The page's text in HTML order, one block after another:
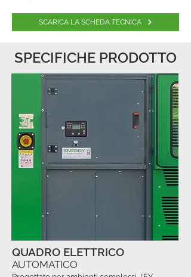
SCARICA LA SCHEDA TECNICA
SPECIFICHE PRODOTTO
QUADRO ELETTRICO
AUTOMATICO